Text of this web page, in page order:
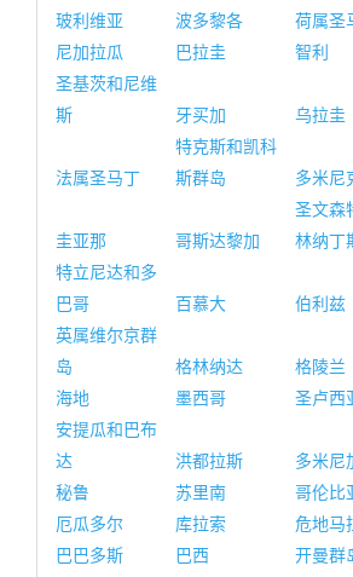
玻利维亚
波多黎各
荷属圣
尼加拉瓜
巴拉圭
智利
圣基茨和尼维
斯
牙买加 乌拉圭
法属圣马丁
特克斯和凯科
斯群岛
多米尼
圭亚那 哥斯达黎加
圣文森
林纳丁
特立尼达和多
巴哥
百慕大
伯利兹
英属维尔京群
岛
格林纳达
格陵兰
海地
墨西哥
圣卢西
安提瓜和巴布
达
洪都拉斯
多米尼
秘鲁
苏里南
哥伦比
厄瓜多尔
库拉索
危地马
巴巴多斯
巴西
开曼群